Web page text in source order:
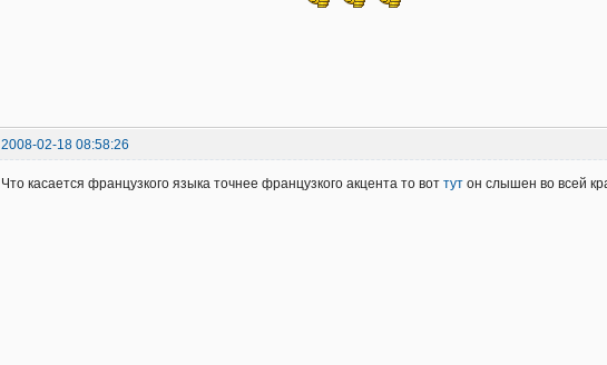
2008-02-18 08:58:26
Что касается французкого языка точнее французкого акцента то вот тут он слышен во всей